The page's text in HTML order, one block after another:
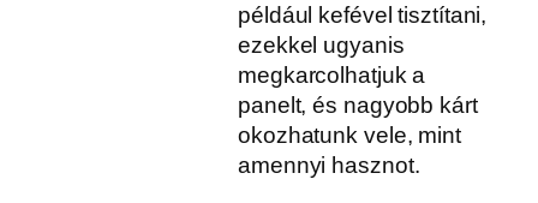
például kefével tisztítani,
ezekkel ugyanis
megkarcolhatjuk a
panelt, és nagyobb kárt
okozhatunk vele, mint
amennyi hasznot.